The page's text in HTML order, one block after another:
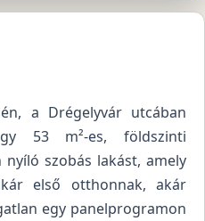
a Drégelyvár utcában
53 m²-es, földszinti
szobás lakást, amely
első otthonnak, akár
egy panelprogramon